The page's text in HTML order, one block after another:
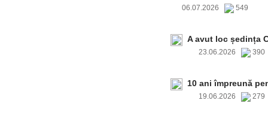
06.07.2026 549
A avut loc ședința
23.06.2026 390
10 ani împreună
19.06.2026 279